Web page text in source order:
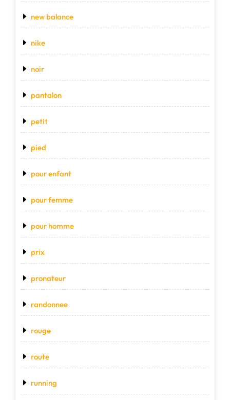
new balance
nike
noir
pantalon
petit
pied
pour enfant
pour femme
pour homme
prix
pronateur
randonnee
rouge
route
running